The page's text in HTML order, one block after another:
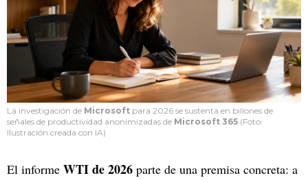
La investigación de Microsoft para 2026 se sustenta en billones de
señales de productividad anonimizadas de Microsoft 365 (Foto:
Ilustración creada con IA)
El informe WTIde 2026 parte de una premisa concreta: a